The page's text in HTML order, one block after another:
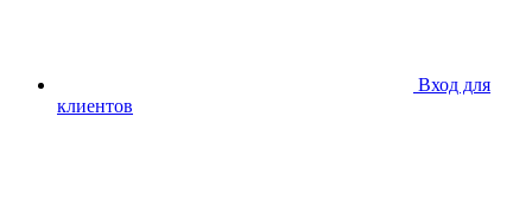
Вход для
клиентов